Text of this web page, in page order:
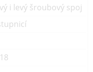
i levý šroubový spoj